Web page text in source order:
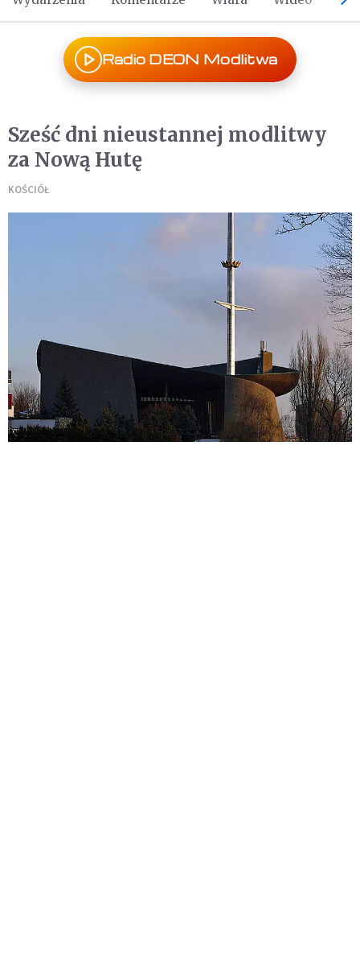
Radio DEON Modlitwa
Sześć dni nieustannej modlitwy
za Nową Hutę
KOŚCIÓŁ